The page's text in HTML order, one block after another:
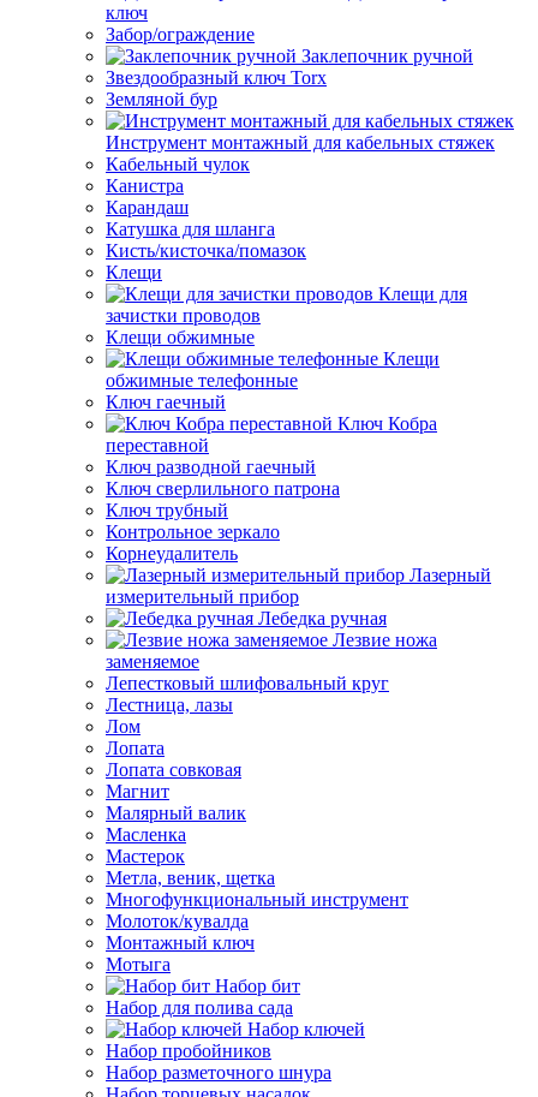
ключ
Забор/ограждение
Заклепочник ручной
Звездообразный ключ Torx
Земляной бур
Инструмент монтажный для кабельных стяжек
Кабельный чулок
Канистра
Карандаш
Катушка для шланга
Кисть/кисточка/помазок
Клещи
Клещи для
зачистки проводов
Клещи обжимные
Клещи
обжимные телефонные
Ключ гаечный
Ключ Кобра
переставной
Ключ разводной гаечный
Ключ сверлильного патрона
Ключ трубный
Контрольное зеркало
Корнеудалитель
Лазерный
измерительный прибор
Лебедка ручная
Лезвие ножа
заменяемое
Лепестковый шлифовальный круг
Лестница, лазы
Лом
Лопата
Лопата совковая
Магнит
Малярный валик
Масленка
Мастерок
Метла, веник, щетка
Многофункциональный инструмент
Молоток/кувалда
Монтажный ключ
Мотыга
Набор бит
Набор для полива сада
Набор ключей
Набор пробойников
Набор разметочного шнура